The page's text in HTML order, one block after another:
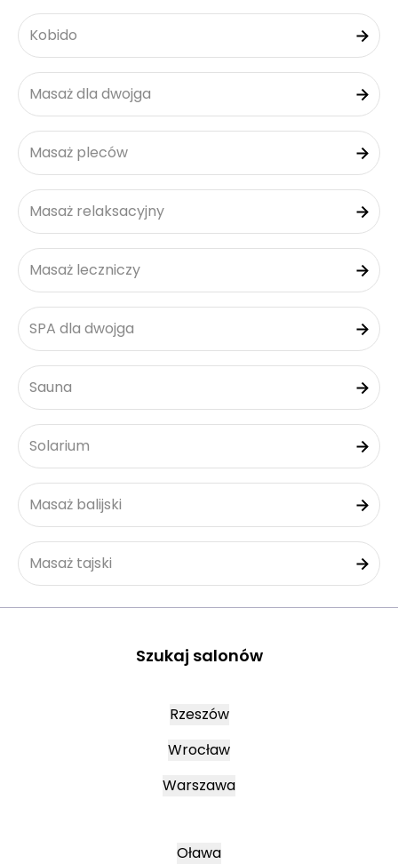
Kobido
Masaż dla dwojga
Masaż pleców
Masaż relaksacyjny
Masaż leczniczy
SPA dla dwojga
Sauna
Solarium
Masaż balijski
Masaż tajski
Szukaj salonów
Rzeszów
Wrocław
Warszawa
Oława